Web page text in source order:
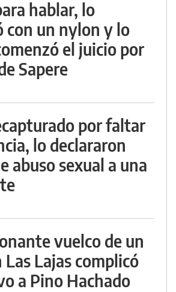
hablar, lo
con un nylon y lo
el juicio por
Sapere
por faltar
lo declararon
abuso sexual a una
vuelco de un
Las Lajas complicó
a Pino Hachado